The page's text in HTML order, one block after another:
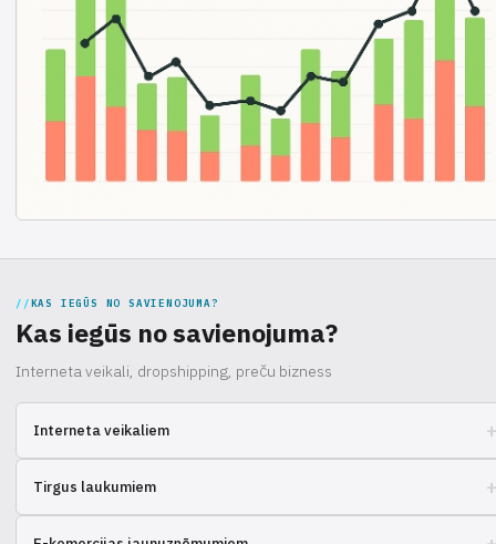
KAS IEGŪS NO SAVIENOJUMA?
Kas iegūs no savienojuma?
Interneta veikali, dropshipping, preču bizness
Interneta veikaliem
optimizējiet loģistiku
Tirgus laukumiem